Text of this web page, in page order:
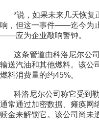
*说，如果未来几天恢复
响，但这一事件——迄今为
——应为企业敲响警钟。
这条管道由科洛尼尔公
输送汽油和其他燃料。该公
燃料消费量的约45%。
科洛尼尔公司称它受到
通常通过加密数据、瘫痪网
赎金来解锁它。该公司尚未